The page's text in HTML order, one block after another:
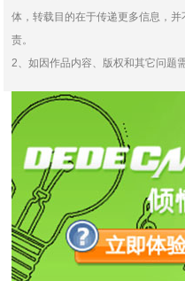
体，转载目的在于传递更多信息，
责。
2、如因作品内容、版权和其它问题